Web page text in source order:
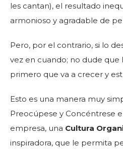
les cantan), el resultado
armonioso y agradable de
Pero, por el contrario, si lo
vez en cuando; no dude que
primero que va a crecer y
Esto es una manera muy
Preocúpese y Concéntrese
empresa, una Cultura
inspiradora, que le permita